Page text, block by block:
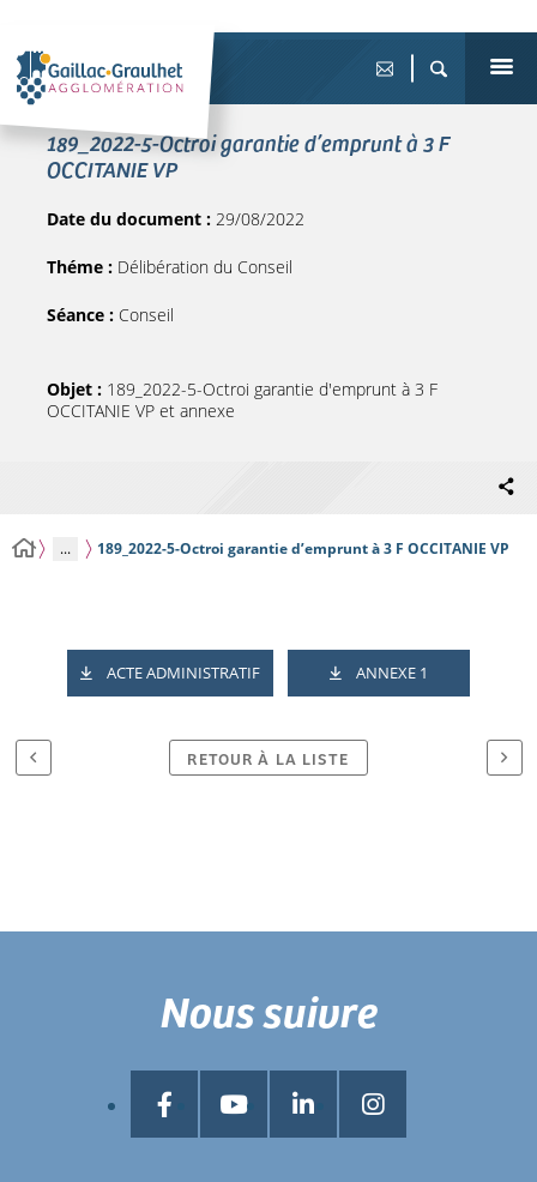
189_2022-5-Octroi garantie d’emprunt à 3 F
OCCITANIE VP
Date du document : 29/08/2022
Théme : Délibération du Conseil
Séance : Conseil
Objet : 189_2022-5-Octroi garantie d'emprunt à 3 F
OCCITANIE VP et annexe
... 189_2022-5-Octroi garantie d’emprunt à 3 F OCCITANIE VP
ACTE ADMINISTRATIF ANNEXE 1
RETOUR À LA LISTE
Nous suivre